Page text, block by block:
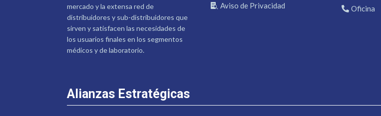
mercado y la extensa red de
distribuidores y sub-distribuidores que
sirven y satisfacen las necesidades de
los usuarios finales en los segmentos
médicos y de laboratorio.
Aviso de Privacidad
Oficina
Alianzas Estratégicas